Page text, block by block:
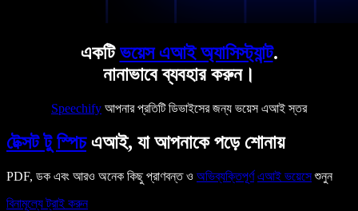
একটিভয়েস এআই অ্যাসিস্ট্যান্ট.
নানাভাবে ব্যবহার করুন।
Speechify আপনার প্রতিটি ডিভাইসের জন্য ভয়েস এআই স্তর
টেক্সট টু স্পিচএআই, যা আপনাকে পড়ে শোনায়
PDF, ডক এবং আরও অনেক কিছু প্রাণবন্ত ও অভিব্যক্তিপূর্ণ এআই ভয়েসেশুনুন
বিনামূল্যে ট্রাই করুন